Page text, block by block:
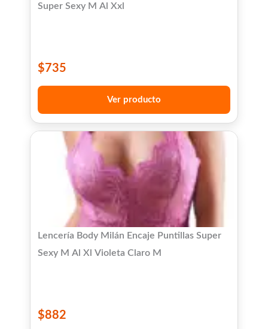
Super Sexy M Al Xxl
$735
Ver producto
Lencería Body Milán Encaje Puntillas Super
Sexy M Al Xl Violeta Claro M
$882